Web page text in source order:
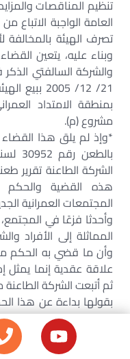
تنظيم المناقصات
العامة الواجبة
تصرف الهيئة بالمخالفة
وبناء عليه، يتعين
21/ 12/
بمنطقة الامتداد
مشروع (م).
*وإذ لم يلق هذا
الشركة الطاعنة تقرير
هذه القضية
المجتمعات العمرانية
وأحدثا فزعًا في
المماثلة إلى الأفراد
وأن ما قضي به الحكم
علاقة عقدية إنما يمثل
ثم أتبعت الشركة
بقولها بداءة عن هذا
إذ خالف الحكم
تطبيقه وتفسيره،
والإخلال بحق الدفاع”.